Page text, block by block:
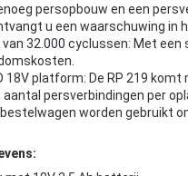
persopbouw en een
u een waarschuwing in
van 32.000 cyclussen: Met
18V platform: De RP 219
persverbindingen per
worden gebruikt